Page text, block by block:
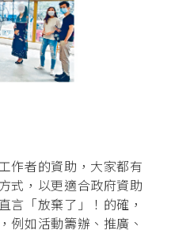
作者的資助，大家都有
式，以更適合政府資助
言「放棄了」！的確，
例如活動籌辦、推廣、